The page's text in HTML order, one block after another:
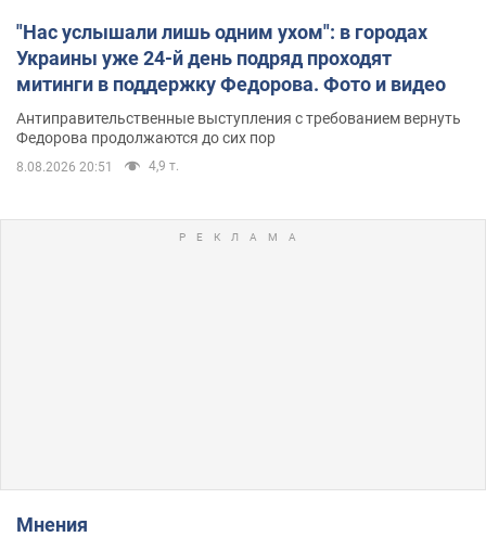
"Нас услышали лишь одним ухом": в городах
Украины уже 24-й день подряд проходят
митинги в поддержку Федорова. Фото и видео
Антиправительственные выступления с требованием вернуть
Федорова продолжаются до сих пор
8.08.2026 20:51 4,9 т.
Мнения